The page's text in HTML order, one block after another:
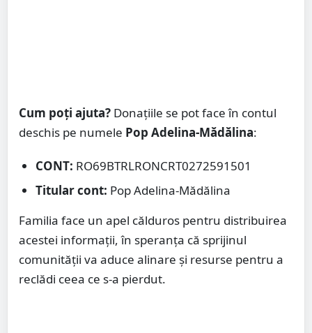
Cum poți ajuta? Donațiile se pot face în contul
deschis pe numele Pop Adelina-Mădălina:
CONT: RO69BTRLRONCRT0272591501
Titular cont: Pop Adelina-Mădălina
Familia face un apel călduros pentru distribuirea
acestei informații, în speranța că sprijinul
comunității va aduce alinare și resurse pentru a
reclădi ceea ce s-a pierdut.